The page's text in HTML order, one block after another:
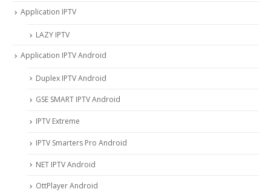
Application IPTV
LAZY IPTV
Application IPTV Android
Duplex IPTV Android
GSE SMART IPTV Android
IPTV Extreme
IPTV Smarters Pro Android
NET IPTV Android
OttPlayer Android